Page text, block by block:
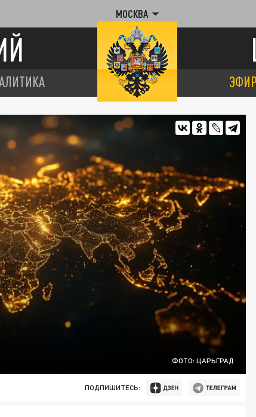
МОСКВА
ЭФИР
ФОТО: ЦАРЬГРАД
ПОДПИШИТЕСЬ: